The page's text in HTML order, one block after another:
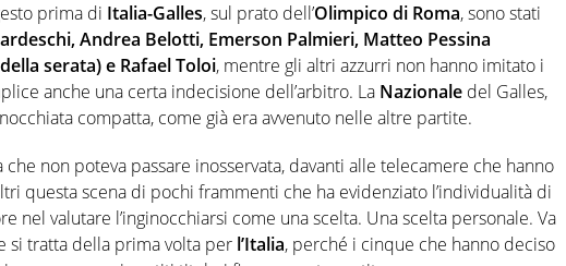
prima di Italia-Galles, sul prato dell’Olimpico di Roma, sono stati
Andrea Belotti, Emerson Palmieri, Matteo Pessina
serata) e Rafael Toloi, mentre gli altri azzurri non hanno imitato i
anche una certa indecisione dell’arbitro. La Nazionale del Galles,
compatta, come già era avvenuto nelle altre partite.
che non poteva passare inosservata, davanti alle telecamere che hanno
questa scena di pochi frammenti che ha evidenziato l’individualità di
nel valutare l’inginocchiarsi come una scelta. Una scelta personale. Va
si tratta della prima volta per l’Italia, perché i cinque che hanno deciso